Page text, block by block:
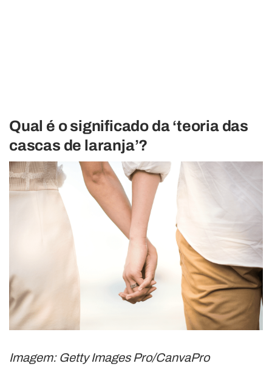
Qual é o significado da ‘teoria das
cascas de laranja’?
Imagem: Getty Images Pro/CanvaPro